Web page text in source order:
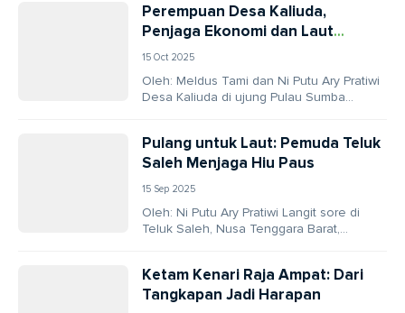
Perempuan Desa Kaliuda,
Penjaga Ekonomi dan Laut
Sumba
15 Oct 2025
Oleh: Meldus Tami dan Ni Putu Ary Pratiwi
Desa Kaliuda di ujung Pulau Sumba
Pulang untuk Laut: Pemuda Teluk
Saleh Menjaga Hiu Paus
15 Sep 2025
Oleh: Ni Putu Ary Pratiwi Langit sore di
Teluk Saleh, Nusa Tenggara Barat,
Ketam Kenari Raja Ampat: Dari
Tangkapan Jadi Harapan